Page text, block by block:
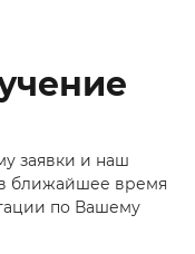
заявки и наш
ближайшее время
по Вашему